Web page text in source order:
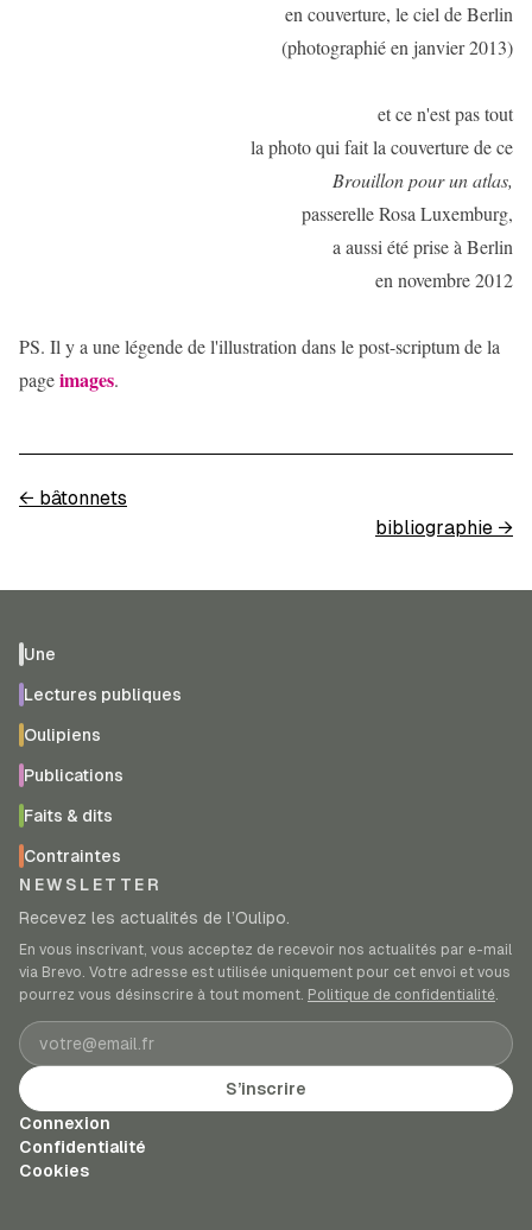
en couverture, le ciel de Berlin
(photographié en janvier 2013)
et ce n'est pas tout
la photo qui fait la couverture de ce
Brouillon pour un atlas,
passerelle Rosa Luxemburg,
a aussi été prise à Berlin
en novembre 2012
PS. Il y a une légende de l'illustration dans le post-scriptum de la
pageimages.
← bâtonnets
bibliographie →
Une
Lectures publiques
Oulipiens
Publications
Faits & dits
Contraintes
NEWSLETTER
Recevez les actualités de l’Oulipo.
En vous inscrivant, vous acceptez de recevoir nos actualités par e-mail
via Brevo. Votre adresse est utilisée uniquement pour cet envoi et vous
pourrez vous désinscrire à tout moment. Politique de confidentialité.
Adresse e-mail
S’inscrire
Connexion
Confidentialité
Cookies